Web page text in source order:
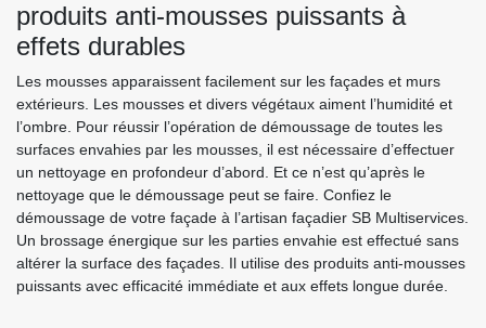
produits anti-mousses puissants à
effets durables
Les mousses apparaissent facilement sur les façades et murs
extérieurs. Les mousses et divers végétaux aiment l’humidité et
l’ombre. Pour réussir l’opération de démoussage de toutes les
surfaces envahies par les mousses, il est nécessaire d’effectuer
un nettoyage en profondeur d’abord. Et ce n’est qu’après le
nettoyage que le démoussage peut se faire. Confiez le
démoussage de votre façade à l’artisan façadier SB Multiservices.
Un brossage énergique sur les parties envahie est effectué sans
altérer la surface des façades. Il utilise des produits anti-mousses
puissants avec efficacité immédiate et aux effets longue durée.